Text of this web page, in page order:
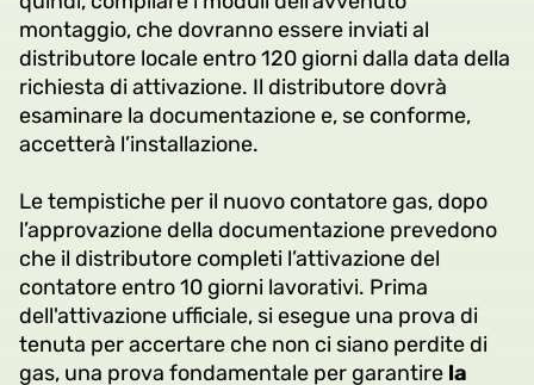
montaggio, che dovranno essere inviati al
distributore locale entro 120 giorni dalla data della
richiesta di attivazione. Il distributore dovrà
esaminare la documentazione e, se conforme,
accetterà l’installazione.
Le tempistiche per il nuovo contatore gas, dopo
l’approvazione della documentazione prevedono
che il distributore completi l’attivazione del
contatore entro 10 giorni lavorativi. Prima
dell'attivazione ufficiale, si esegue una prova di
tenuta per accertare che non ci siano perdite di
gas, una prova fondamentale per garantire la